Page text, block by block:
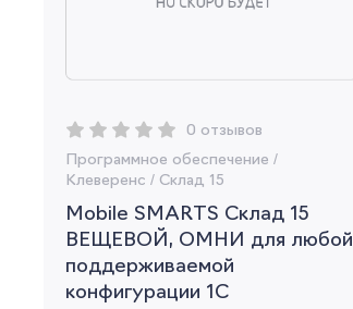
0 отзывов
Программное обеспечение /
Клеверенс / Склад 15
Mobile SMARTS Склад 15
ВЕЩЕВОЙ, ОМНИ для любой
поддерживаемой
конфигурации 1С